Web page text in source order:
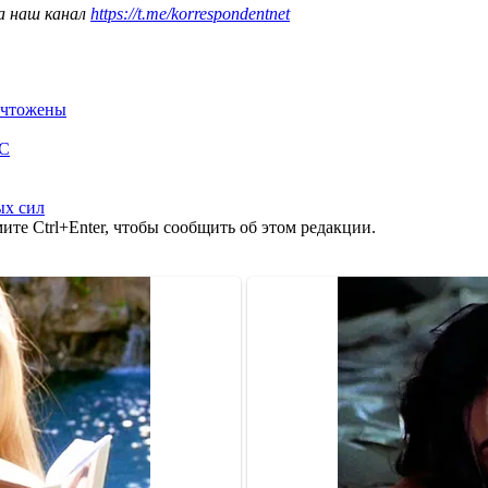
наш канал https://t.me/korrespondentnet
сил
Ctrl+Enter, чтобы сообщить об этом редакции.